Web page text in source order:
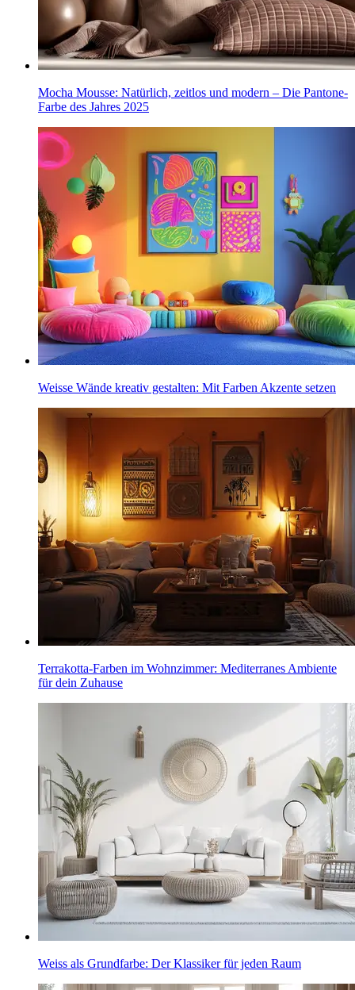
Mocha Mousse: Natürlich, zeitlos und modern – Die Pantone-
Farbe des Jahres 2025
Weisse Wände kreativ gestalten: Mit Farben Akzente setzen
Terrakotta-Farben im Wohnzimmer: Mediterranes Ambiente
für dein Zuhause
Weiss als Grundfarbe: Der Klassiker für jeden Raum